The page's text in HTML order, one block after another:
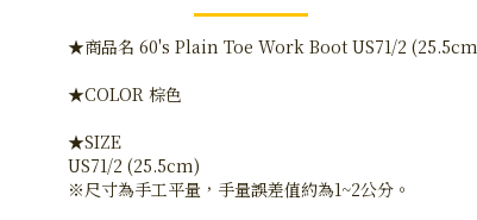
★商品名 60's Plain Toe Work Boot US71/2
★COLOR 棕色
★SIZE
US71/2 (25.5cm)
※尺寸為手工平量，手量誤差值約為1~2公分。